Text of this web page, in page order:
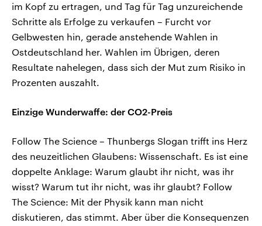
im Kopf zu ertragen, und Tag für Tag unzureichende
Schritte als Erfolge zu verkaufen – Furcht vor
Gelbwesten hin, gerade anstehende Wahlen in
Ostdeutschland her. Wahlen im Übrigen, deren
Resultate nahelegen, dass sich der Mut zum Risiko in
Prozenten auszahlt.
Einzige Wunderwaffe: der CO2-Preis
Follow The Science – Thunbergs Slogan trifft ins Herz
des neuzeitlichen Glaubens: Wissenschaft. Es ist eine
doppelte Anklage: Warum glaubt ihr nicht, was ihr
wisst? Warum tut ihr nicht, was ihr glaubt? Follow
The Science: Mit der Physik kann man nicht
diskutieren, das stimmt. Aber über die Konsequenzen